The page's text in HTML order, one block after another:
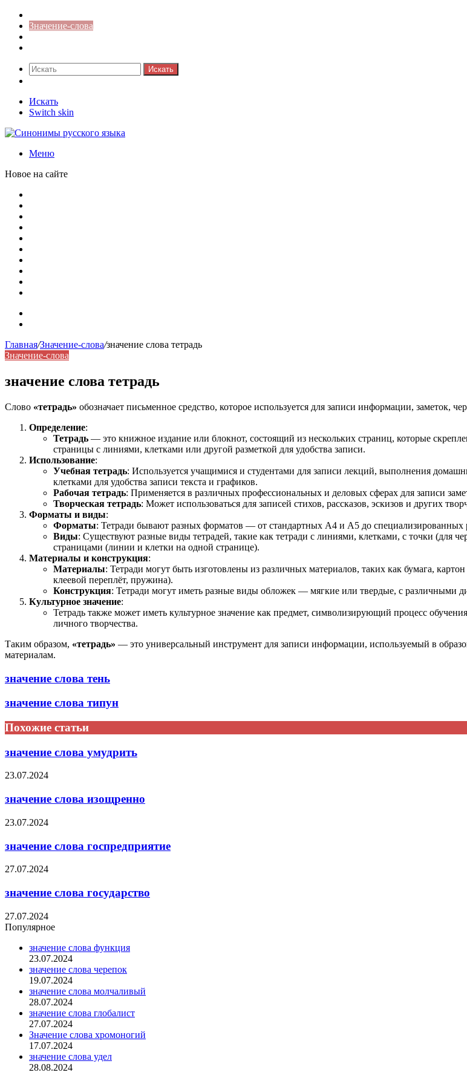
Значение-слова
Искать
Искать
Switch skin
Меню
Новое на сайте
Главная/Значение-слова/значение слова тетрадь
Значение-слова
значение слова тетрадь
Слово «тетрадь» обозначает письменное средство, которое используется для записи информации, заметок,
Определение:
Тетрадь — это книжное издание или блокнот, состоящий из нескольких страниц, которые
страницы с линиями, клетками или другой разметкой для удобства записи.
Использование:
Учебная тетрадь: Используется учащимися и студентами для записи лекций, выполнения
клетками для удобства записи текста и графиков.
Рабочая тетрадь: Применяется в различных профессиональных и деловых сферах для записи
Творческая тетрадь: Может использоваться для записей стихов, рассказов, эскизов и других
Форматы и виды:
Форматы: Тетради бывают разных форматов — от стандартных А4 и А5 до специализированных
Виды: Существуют разные виды тетрадей, такие как тетради с линиями, клетками, с точки
страницами (линии и клетки на одной странице).
Материалы и конструкция:
Материалы: Тетради могут быть изготовлены из различных материалов, таких как бумага,
клеевой переплёт, пружина).
Конструкция: Тетради могут иметь разные виды обложек — мягкие или твердые, с различными
Культурное значение:
Тетрадь также может иметь культурное значение как предмет, символизирующий процесс
личного творчества.
Таким образом, «тетрадь» — это универсальный инструмент для записи информации, используемый в
материалам.
значение слова тень
значение слова типун
Похожие статьи
значение слова умудрить
23.07.2024
значение слова изощренно
23.07.2024
значение слова госпредприятие
27.07.2024
значение слова государство
27.07.2024
Популярное
значение слова функция
23.07.2024
значение слова черепок
19.07.2024
значение слова молчаливый
28.07.2024
значение слова глобалист
27.07.2024
Значение слова хромоногий
17.07.2024
значение слова удел
28.08.2024